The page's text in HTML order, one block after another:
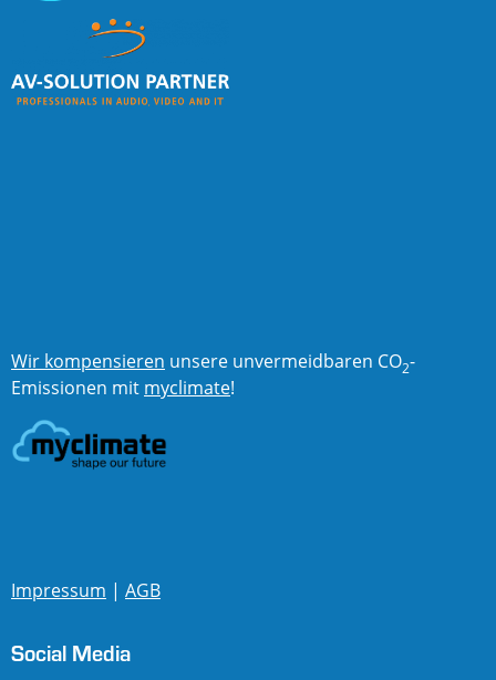
Wir kompensieren unsere unvermeidbaren CO2-
Emissionen mit myclimate!
Impressum | AGB
Social Media